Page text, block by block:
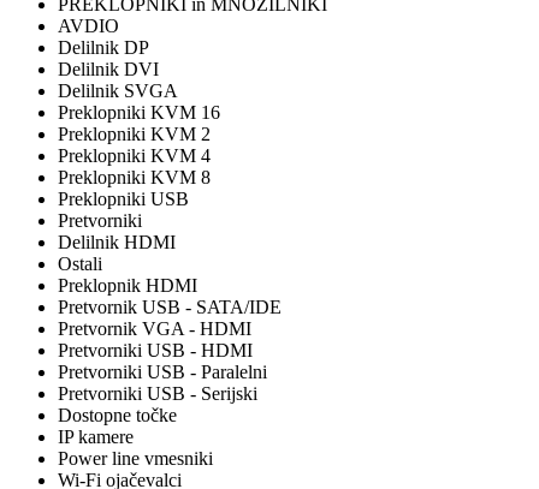
PREKLOPNIKI in MNOŽILNIKI
AVDIO
Delilnik DP
Delilnik DVI
Delilnik SVGA
Preklopniki KVM 16
Preklopniki KVM 2
Preklopniki KVM 4
Preklopniki KVM 8
Preklopniki USB
Pretvorniki
Delilnik HDMI
Ostali
Preklopnik HDMI
Pretvornik USB - SATA/IDE
Pretvornik VGA - HDMI
Pretvorniki USB - HDMI
Pretvorniki USB - Paralelni
Pretvorniki USB - Serijski
Dostopne točke
IP kamere
Power line vmesniki
Wi-Fi ojačevalci